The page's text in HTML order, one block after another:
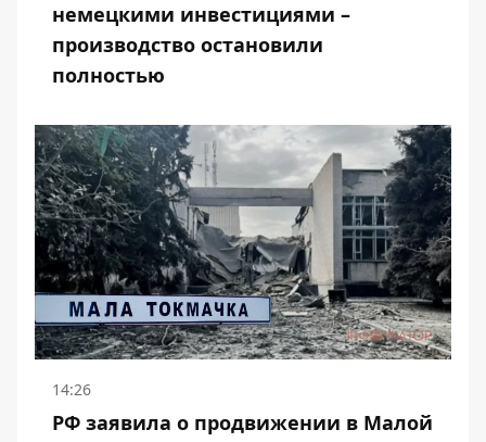
немецкими инвестициями –
производство остановили
полностью
14:26
РФ заявила о продвижении в Малой